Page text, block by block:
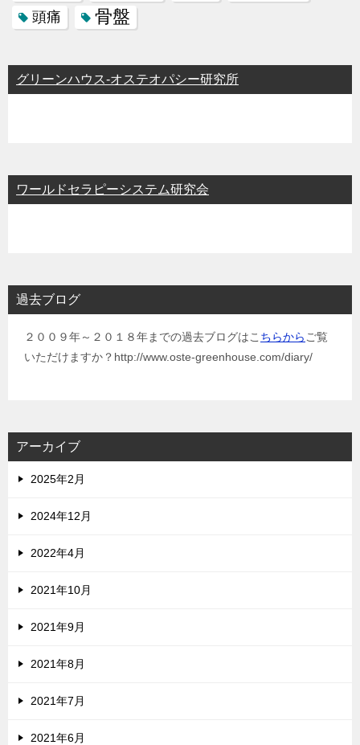
頭痛 骨盤
グリーンハウス-オステオパシー研究所
ワールドセラピーシステム研究会
過去ブログ
２００９年～２０１８年までの過去ブログはこ ちらから ご覧
いただけますか？http://www.oste-greenhouse.com/diary/
アーカイブ
2025年2月
2024年12月
2022年4月
2021年10月
2021年9月
2021年8月
2021年7月
2021年6月